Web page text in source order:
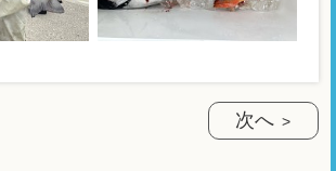
次へ